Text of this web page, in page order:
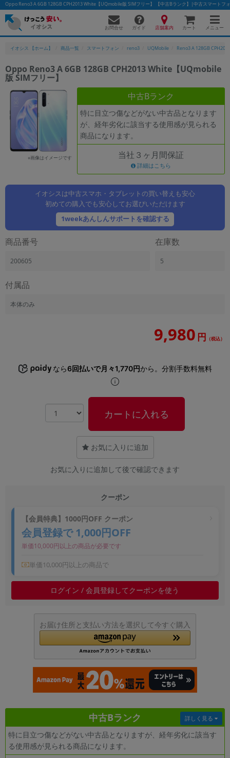
Oppo Reno3 A 6GB 128GB CPH2013 White【UQmobile版 SIMフリー】 【中古Bランク】|中古スマートフ
お問合せ ガイド 店舗案内 カート メニュー
イオシス 【ホーム】 商品一覧 スマートフォン reno3 UQMobile Reno3 A 128GB CPH2013
Oppo Reno3 A 6GB 128GB CPH2013 White【UQmobile
版 SIMフリー】
※画像はイメージです
中古Bランク
特に目立つ傷などがない中古品となります
が、経年劣化に該当する使用感が見られる
商品になります。
当社３ヶ月間保証
詳細はこちら
イオシスは中古スマホ・タブレットの買い替えも安心
初めての購入でも安心してお選びいただけます
1weekあんしんサポートを確認する
商品番号
200605
在庫数
5
付属品
本体のみ
9,980 円 （税込）
なら6回払いで月々1,770円から。分割手数料無料
カートに入れる
お気に入りに追加
お気に入りに追加して後で確認できます
クーポン
【会員特典】1000円OFF クーポン
会員登録で 1,000円OFF
単価10,000円以上の商品が必要です
単価10,000円以上の商品で
ログイン / 会員登録してクーポンを使う
お届け住所と支払い方法を選択して今すぐ購入
中古Bランク
特に目立つ傷などがない中古品となりますが、経年劣化に該当す
る使用感が見られる商品になります。
詳しく見る
かんたんパソコン検索に切り替える
フリーワード
除外ワード
人気の検索ワード： Let's note
商品ジャンルの絞り込み
「スマートフォン」「タブレット」など
商品シリーズ名・ブランド名の絞り込み。
「iPhone」「Xperia」「Galaxy」など
製造、販売メーカーの絞り込み
機能・特徴
「5G対応」「防水」「ワンセグ」など
商品状態の絞り込み
「新品」「未使用」「中古」など
~
~
モニタサイズ
円 ～ 円
年 月 から
年 月 まで
各項目のチェックボックスは「or検索」となります。
ただし機能別のみ「and検索」となります。